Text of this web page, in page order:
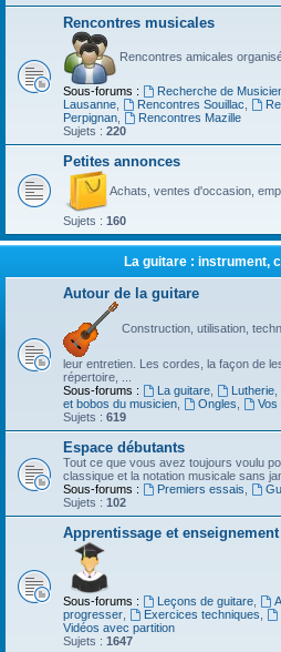
Rencontres musicales
Rencontres amicales
Sous-forums : Recherche de
Lausanne
Rencontres Souillac
Perpignan
Rencontres Mazille
Sujets : 220
Petites annonces
Achats, ventes d'occasion,
Sujets : 160
La guitare : instrument,
Autour de la guitare
Construction, utilisation,
leur entretien. Les cordes, la façon de
répertoire, ...
Sous-forums :
La guitare, Lutherie,
et bobos du musicien
Ongles
Vos
Sujets : 619
Espace débutants
Tout ce que vous avez toujours voulu
classique et la notation musicale sans
Sous-forums :
Premiers essais
Sujets : 102
Apprentissage et
Sous-forums : Leçons de guitare,
progresser
Exercices techniques
Vidéos avec partition
Sujets : 1647